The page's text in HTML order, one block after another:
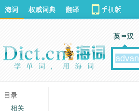
海词 权威词典 翻译
英 汉
目录
相关